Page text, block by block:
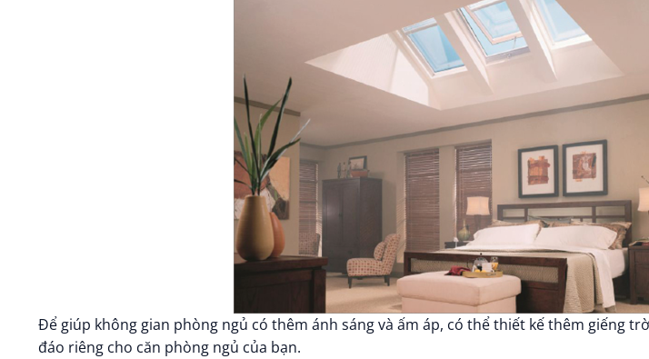
Để giúp không gian phòng ngủ có thêm ánh sáng và ấm áp, có thể thiết kế thêm giếng
đáo riêng cho căn phòng ngủ của bạn.